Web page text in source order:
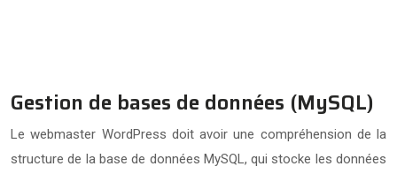
Gestion de bases de données (MySQL)
Le webmaster WordPress doit avoir une compréhension de la
structure de la base de données MySQL, qui stocke les données